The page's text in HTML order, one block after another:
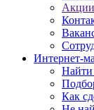
Акции
Интернет-
Как